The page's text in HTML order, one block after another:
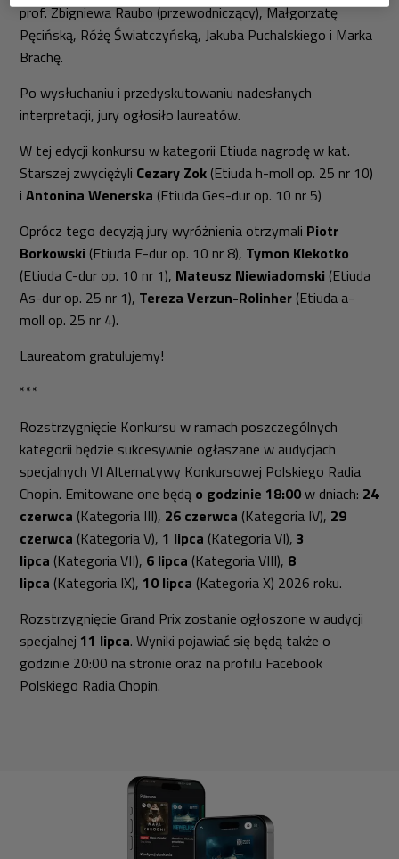
prof. Zbigniewa Raubo (przewodniczący), Małgorzatę
Pęcińską, Różę Światczyńską, Jakuba Puchalskiego i Marka
Brachę.
Po wysłuchaniu i przedyskutowaniu nadesłanych
interpretacji, jury ogłosiło laureatów.
W tej edycji konkursu w kategorii Etiuda nagrodę w kat.
Starszej zwyciężyli Cezary Zok (Etiuda h-moll op. 25 nr 10)
iAntonina Wenerska (Etiuda Ges-dur op. 10 nr 5)
Oprócz tego decyzją jury wyróżnienia otrzymali Piotr
Borkowski (Etiuda F-dur op. 10 nr 8), Tymon Klekotko
(Etiuda C-dur op. 10 nr 1), Mateusz Niewiadomski (Etiuda
As-dur op. 25 nr 1), Tereza Verzun-Rolinher (Etiuda a-
moll op. 25 nr 4).
Laureatom gratulujemy!
***
Rozstrzygnięcie Konkursu w ramach poszczególnych
kategorii będzie sukcesywnie ogłaszane w audycjach
specjalnych VI Alternatywy Konkursowej Polskiego Radia
Chopin. Emitowane one będą o godzinie 18:00w dniach: 24
czerwca (Kategoria III), 26 czerwca (Kategoria IV), 29
czerwca (Kategoria V), 1 lipca (Kategoria VI), 3
lipca (Kategoria VII), 6 lipca (Kategoria VIII), 8
lipca (Kategoria IX), 10 lipca (Kategoria X) 2026 roku.
Rozstrzygnięcie Grand Prix zostanie ogłoszone w audycji
specjalnej 11 lipca. Wyniki pojawiać się będą także o
godzinie 20:00 na stronie oraz na profilu Facebook
Polskiego Radia Chopin.